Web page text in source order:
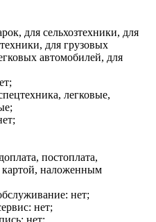
для сельхозтехники, для
для грузовых
автомобилей, для
легковые,
постоплата,
наложенным
нет;
нет;
нет;